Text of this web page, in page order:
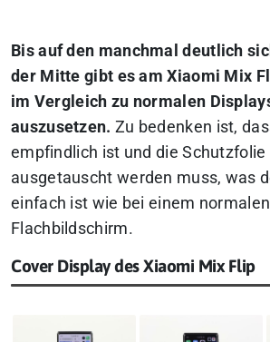
Bis auf den manchmal deutlich
der Mitte gibt es am Xiaomi Mix
im Vergleich zu normalen
auszusetzen. Zu bedenken ist,
empfindlich ist und die Schutzfolie
ausgetauscht werden muss, was
einfach ist wie bei einem
Flachbildschirm.
Cover Display des Xiaomi Mix Flip